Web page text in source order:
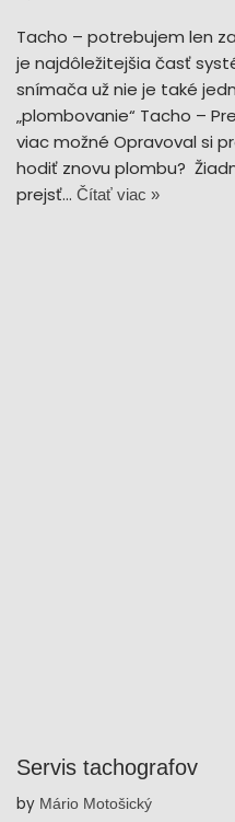
Tacho – potrebujem len
je najdôležitejšia časť
snímača už nie je také
„plombovanie“ Tacho –
viac možné Opravoval si
hodiť znovu plombu?
prejsť… Čítať viac »
Servis tachografov
by Mário Motošický